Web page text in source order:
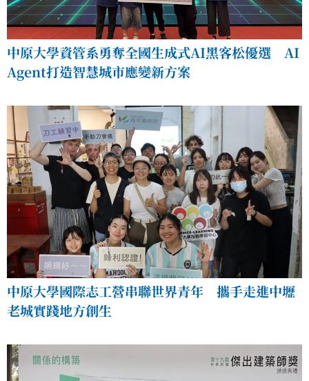
中原大學資管系勇奪全國生成式AI黑客松優選 AI
Agent打造智慧城市應變新方案
中原大學國際志工營串聯世界青年 攜手走進中壢
老城實踐地方創生